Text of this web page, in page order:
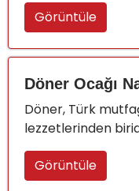
Görüntüle
Döner Ocağı
Döner, Türk
lezzetlerinden
Görüntüle